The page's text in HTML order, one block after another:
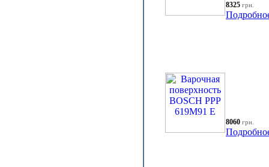
8325 грн.
8060 грн.